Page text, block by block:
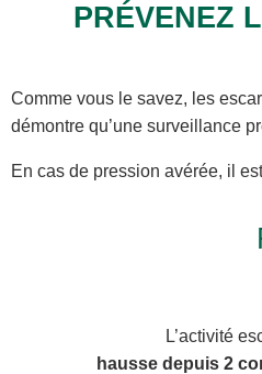
PRÉVENEZ
Comme vous le savez, les
démontre qu’une surveillance
En cas de pression avérée, il
L’activité
hausse depuis 2